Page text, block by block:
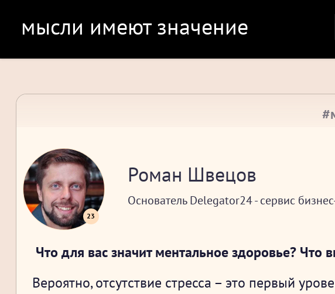
мысли имеют значение
23
Роман Швецов
Основатель Delegator24 - сервис
Что для вас значит ментальное здоровье?
Вероятно, отсутствие стресса – это первый